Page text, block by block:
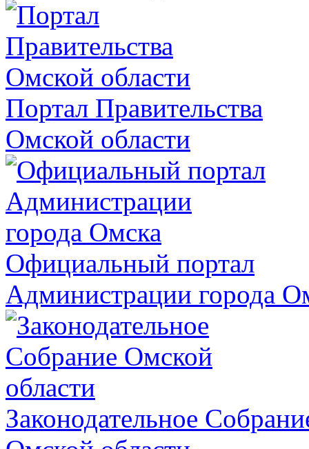
Портал Правительства
Омской области
Официальный портал
Администрации города
Законодательное